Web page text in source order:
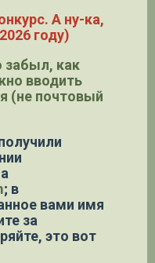
А ну-ка,
году)
забыл, как
вводить
(не почтовый
; в
вами имя
за
это вот